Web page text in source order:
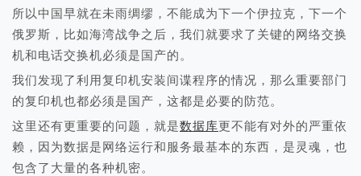
所以中国早就在未雨绸缪，不能成为下一个伊拉克，下一个
俄罗斯，比如海湾战争之后，我们就要求了关键的网络交换
机和电话交换机必须是国产的。
我们发现了利用复印机安装间谍程序的情况，那么重要部门
的复印机也都必须是国产，这都是必要的防范。
这里还有更重要的问题，就是数据库更不能有对外的严重依
赖，因为数据是网络运行和服务最基本的东西，是灵魂，也
包含了大量的各种机密。